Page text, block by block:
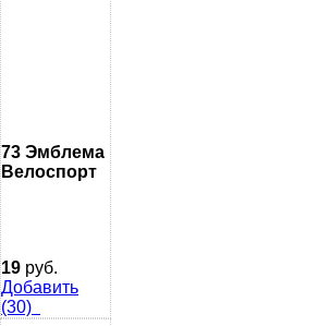
73 Эмблема
Велоспорт
19 руб.
Добавить
(30)